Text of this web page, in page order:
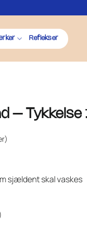
Reflekser
– Tykkelse
sjældent skal vaskes